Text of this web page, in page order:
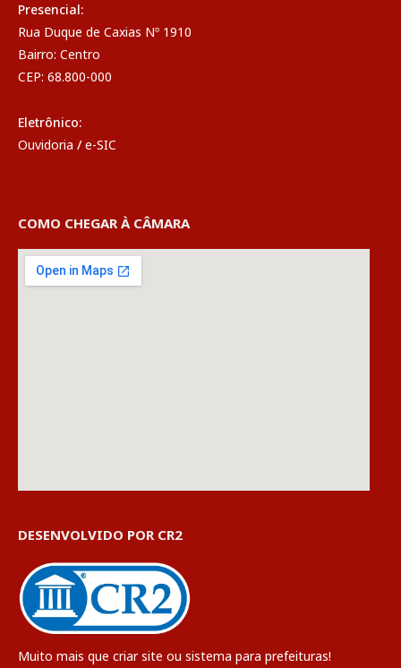
Presencial:
Rua Duque de Caxias Nº 1910
Bairro: Centro
CEP: 68.800-000
Eletrônico:
Ouvidoria / e-SIC
COMO CHEGAR À CÂMARA
DESENVOLVIDO POR CR2
Muito mais que criar site ou sistema para prefeituras!